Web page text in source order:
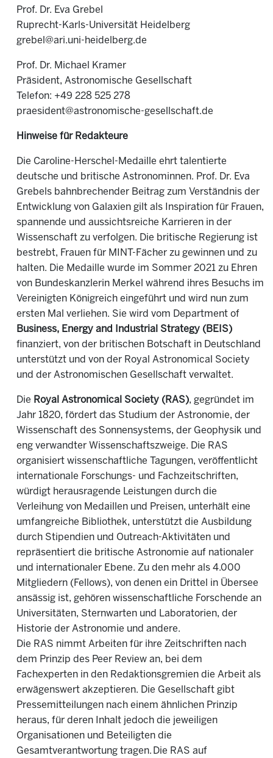
Prof. Dr. Eva Grebel
Ruprecht-Karls-Universität Heidelberg
grebel@ari.uni-heidelberg.de
Prof. Dr. Michael Kramer
Präsident, Astronomische Gesellschaft
Telefon: +49 228 525 278
praesident@astronomische-gesellschaft.de
Hinweise für Redakteure
Die Caroline-Herschel-Medaille ehrt talentierte
deutsche und britische Astronominnen. Prof. Dr. Eva
Grebels bahnbrechender Beitrag zum Verständnis der
Entwicklung von Galaxien gilt als Inspiration für Frauen,
spannende und aussichtsreiche Karrieren in der
Wissenschaft zu verfolgen. Die britische Regierung ist
bestrebt, Frauen für MINT-Fächer zu gewinnen und zu
halten. Die Medaille wurde im Sommer 2021 zu Ehren
von Bundeskanzlerin Merkel während ihres Besuchs im
Vereinigten Königreich eingeführt und wird nun zum
ersten Mal verliehen. Sie wird vom Department of
Business, Energy and Industrial Strategy (BEIS)
finanziert, von der britischen Botschaft in Deutschland
unterstützt und von der Royal Astronomical Society
und der Astronomischen Gesellschaft verwaltet.
Die Royal Astronomical Society (RAS), gegründet im
Jahr 1820, fördert das Studium der Astronomie, der
Wissenschaft des Sonnensystems, der Geophysik und
eng verwandter Wissenschaftszweige. Die RAS
organisiert wissenschaftliche Tagungen, veröffentlicht
internationale Forschungs- und Fachzeitschriften,
würdigt herausragende Leistungen durch die
Verleihung von Medaillen und Preisen, unterhält eine
umfangreiche Bibliothek, unterstützt die Ausbildung
durch Stipendien und Outreach-Aktivitäten und
repräsentiert die britische Astronomie auf nationaler
und internationaler Ebene. Zu den mehr als 4.000
Mitgliedern (Fellows), von denen ein Drittel in Übersee
ansässig ist, gehören wissenschaftliche Forschende an
Universitäten, Sternwarten und Laboratorien, der
Historie der Astronomie und andere.
Die RAS nimmt Arbeiten für ihre Zeitschriften nach
dem Prinzip des Peer Review an, bei dem
Fachexperten in den Redaktionsgremien die Arbeit als
erwägenswert akzeptieren. Die Gesellschaft gibt
Pressemitteilungen nach einem ähnlichen Prinzip
heraus, für deren Inhalt jedoch die jeweiligen
Organisationen und Beteiligten die
Gesamtverantwortung tragen. Die RAS auf